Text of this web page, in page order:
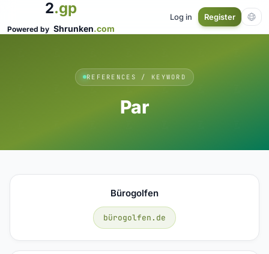
2.gp
Powered by Shrunken.com
Log in Register
REFERENCES / KEYWORD
Par
Bürogolfen
bürogolfen.de